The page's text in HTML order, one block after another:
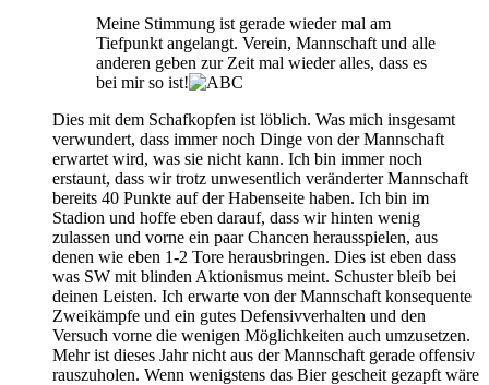
Meine Stimmung ist gerade wieder mal am
Tiefpunkt angelangt. Verein, Mannschaft und alle
anderen geben zur Zeit mal wieder alles, dass es
bei mir so ist!
Dies mit dem Schafkopfen ist löblich. Was mich insgesamt
verwundert, dass immer noch Dinge von der Mannschaft
erwartet wird, was sie nicht kann. Ich bin immer noch
erstaunt, dass wir trotz unwesentlich veränderter Mannschaft
bereits 40 Punkte auf der Habenseite haben. Ich bin im
Stadion und hoffe eben darauf, dass wir hinten wenig
zulassen und vorne ein paar Chancen herausspielen, aus
denen wie eben 1-2 Tore herausbringen. Dies ist eben dass
was SW mit blinden Aktionismus meint. Schuster bleib bei
deinen Leisten. Ich erwarte von der Mannschaft konsequente
Zweikämpfe und ein gutes Defensivverhalten und den
Versuch vorne die wenigen Möglichkeiten auch umzusetzen.
Mehr ist dieses Jahr nicht aus der Mannschaft gerade offensiv
rauszuholen. Wenn wenigstens das Bier gescheit gezapft wäre